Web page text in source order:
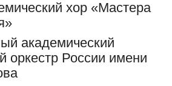
хор «Мастера
академический
оркестр России имени